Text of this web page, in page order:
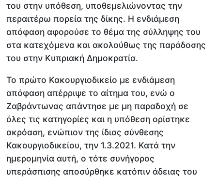
του στην υπόθεση, υποθεμελιώνοντας την
περαιτέρω πορεία της δίκης. Η ενδιάμεση
απόφαση αφορούσε το θέμα της σύλληψης του
στα κατεχόμενα και ακολούθως της παράδοσης
του στην Κυπριακή Δημοκρατία.
Το πρώτο Κακουργιοδικείο με ενδιάμεση
απόφαση απέρριψε το αίτημα του, ενώ ο
Ζαβράντωνας απάντησε με μη παραδοχή σε
όλες τις κατηγορίες και η υπόθεση ορίστηκε
ακρόαση, ενώπιον της ίδιας σύνθεσης
Κακουργιοδικείου, την 1.3.2021. Κατά την
ημερομηνία αυτή, ο τότε συνήγορος
υπεράσπισης αποσύρθηκε κατόπιν άδειας του